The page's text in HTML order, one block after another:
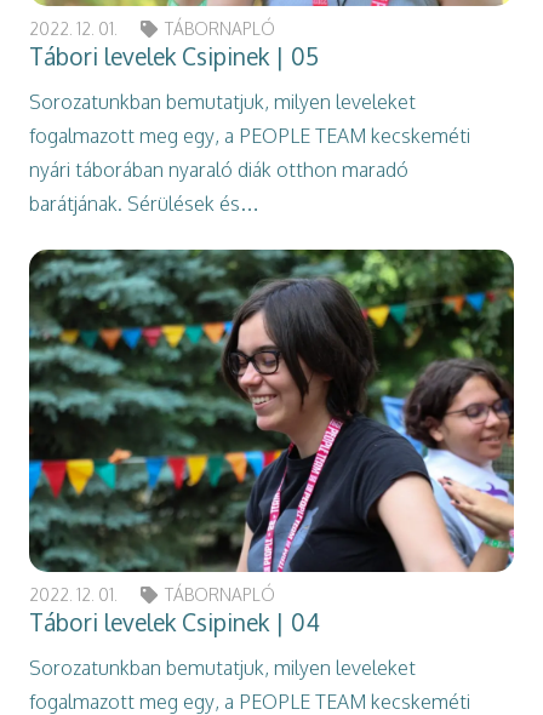
2022. 12. 01. TÁBORNAPLÓ
Tábori levelek Csipinek | 05
Sorozatunkban bemutatjuk, milyen leveleket
fogalmazott meg egy, a PEOPLE TEAM kecskeméti
nyári táborában nyaraló diák otthon maradó
barátjának. Sérülések és…
2022. 12. 01. TÁBORNAPLÓ
Tábori levelek Csipinek | 04
Sorozatunkban bemutatjuk, milyen leveleket
fogalmazott meg egy, a PEOPLE TEAM kecskeméti